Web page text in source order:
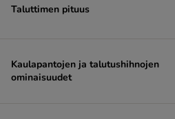
Taluttimen pituus
Kaulapantojen ja talutushihnojen
ominaisuudet